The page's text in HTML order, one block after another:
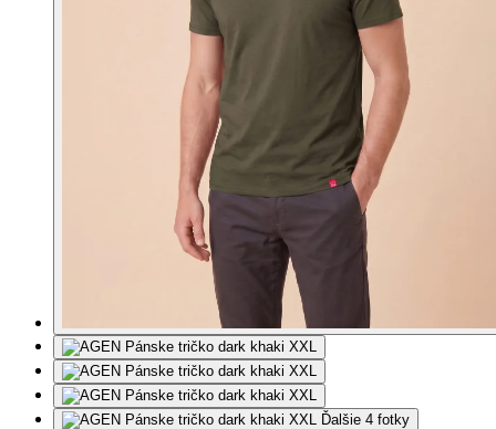
Ďalšie 4 fotky